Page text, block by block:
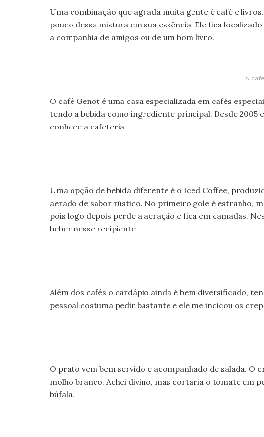
Uma combinação que agrada muita gente é café e
pouco dessa mistura em sua essência. Ele fica
a companhia de amigos ou de um bom livro.
A
O café Genot é uma casa especializada em cafés
tendo a bebida como ingrediente principal. Desde 2005
conhece a cafeteria.
Uma opção de bebida diferente é o Iced Coffee,
aerado de sabor rústico. No primeiro gole é estranho,
pois logo depois perde a aeração e fica em camadas.
beber nesse recipiente.
Além dos cafés o cardápio ainda é bem diversificado,
pessoal costuma pedir bastante e ele me indicou os
O prato vem bem servido e acompanhado de salada.
molho branco. Achei divino, mas cortaria o tomate em
búfala.